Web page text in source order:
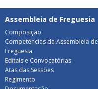
Assembleia de Freguesia
Composição
Competências da Assembleia de
Freguesia
Editais e Convocatórias
Atas das Sessões
Regimento